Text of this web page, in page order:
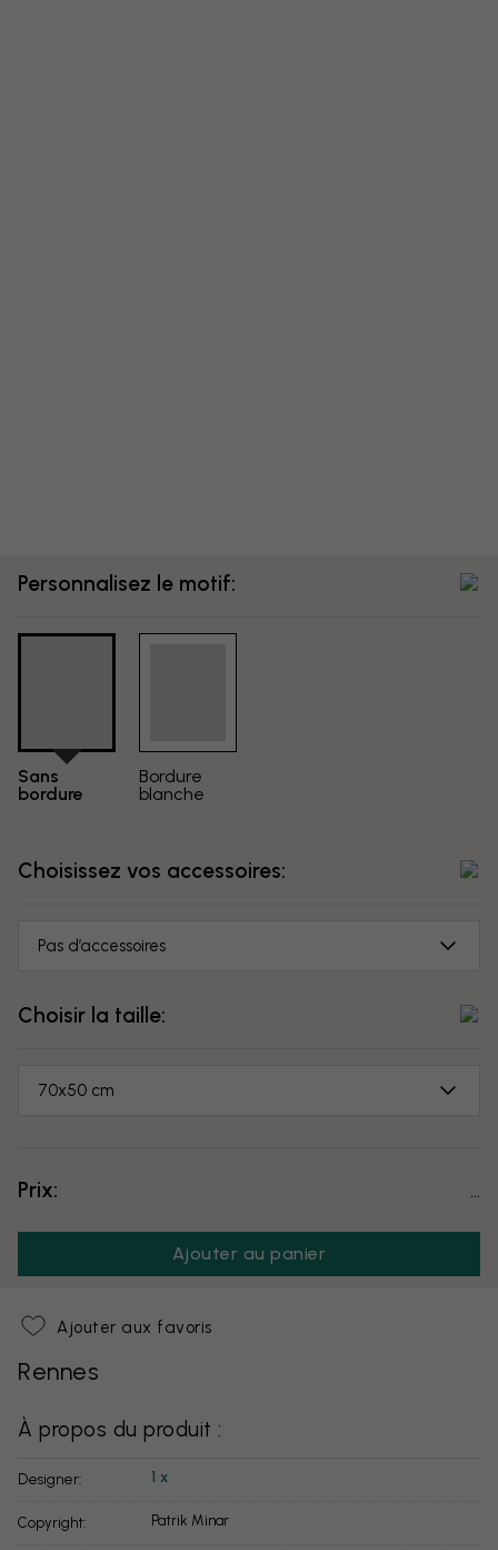
Personnalisez le motif:
Sans
bordure
Bordure
blanche
Choisissez vos accessoires:
Pas d’accessoires
Choisir la taille:
70x50 cm
Prix:
Ajouter au panier
Ajouter aux favoris
Rennes
À propos du produit :
Designer: 1 x
Copyright: Patrik Minar